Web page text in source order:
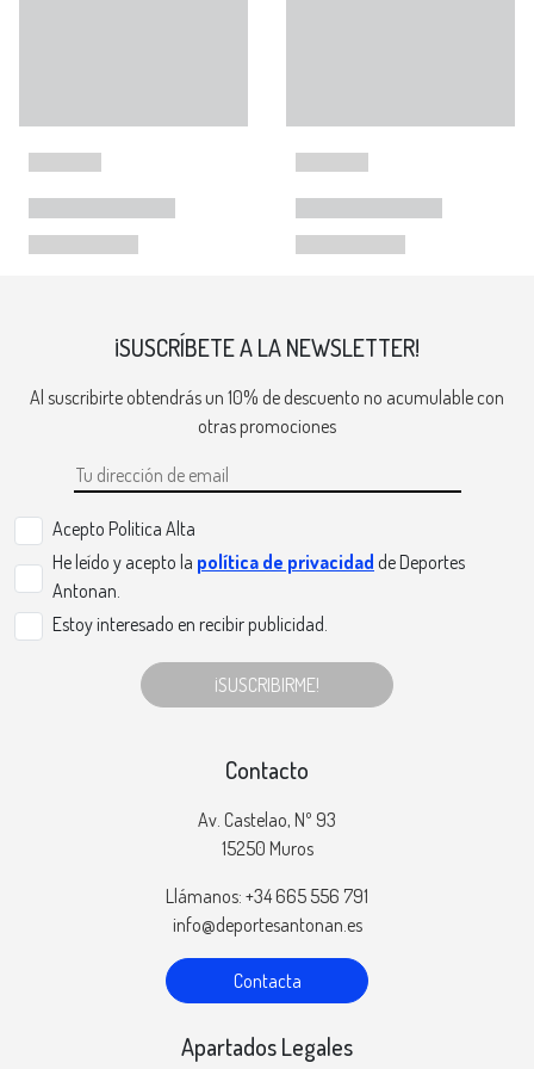
¡SUSCRÍBETE A LA NEWSLETTER!
Al suscribirte obtendrás un 10% de descuento no acumulable con
otras promociones
Acepto Politica Alta
He leído y acepto la política de privacidad de Deportes
Antonan.
Estoy interesado en recibir publicidad.
¡SUSCRIBIRME!
Contacto
Av. Castelao, Nº 93
15250 Muros
Llámanos: +34 665 556 791
info@deportesantonan.es
Contacta
Apartados Legales